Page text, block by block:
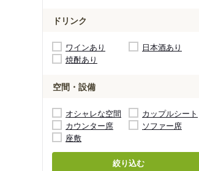
ドリンク
ワインあり
日本酒あり
焼酎あり
空間・設備
オシャレな空間
カップルシート
カウンター席
ソファー席
座敷
絞り込む